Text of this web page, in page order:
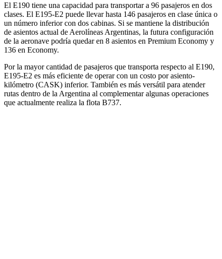
El E190 tiene una capacidad para transportar a 96 pasajeros en dos
clases. El E195-E2 puede llevar hasta 146 pasajeros en clase única o
un número inferior con dos cabinas. Si se mantiene la distribución
de asientos actual de Aerolíneas Argentinas, la futura configuración
de la aeronave podría quedar en 8 asientos en Premium Economy y
136 en Economy.
Por la mayor cantidad de pasajeros que transporta respecto al E190,
E195-E2 es más eficiente de operar con un costo por asiento-
kilómetro (CASK) inferior. También es más versátil para atender
rutas dentro de la Argentina al complementar algunas operaciones
que actualmente realiza la flota B737.